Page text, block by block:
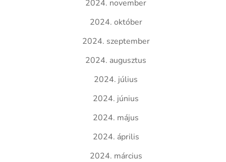
2024. november
2024. október
2024. szeptember
2024. augusztus
2024. július
2024. június
2024. május
2024. április
2024. március